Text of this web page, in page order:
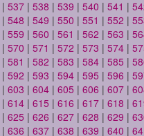
| 537 | 538 | 539 | 540 | 541 |
| 548 | 549 | 550 | 551 | 552 |
| 559 | 560 | 561 | 562 | 563 |
| 570 | 571 | 572 | 573 | 574 |
| 581 | 582 | 583 | 584 | 585 |
| 592 | 593 | 594 | 595 | 596 |
| 603 | 604 | 605 | 606 | 607 |
| 614 | 615 | 616 | 617 | 618 |
| 625 | 626 | 627 | 628 | 629 |
| 636 | 637 | 638 | 639 | 640 |